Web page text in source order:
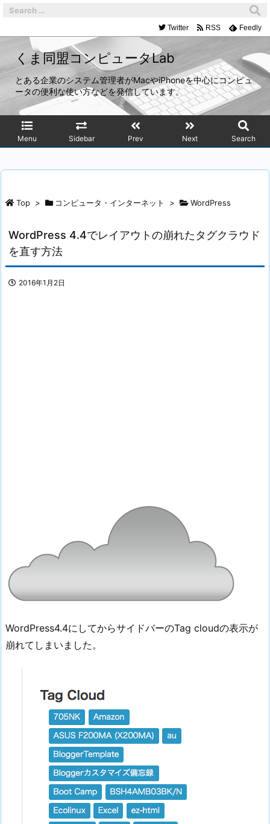
くま同盟コンピュータLab
とある企業のシステム管理者がMacやiPhoneを中心にコンピュ
ータの便利な使い方などを発信しています。
Menu Sidebar Prev Next Search
Twitter RSS Feedly
Top > コンピュータ・インターネット > WordPress
WordPress 4.4でレイアウトの崩れたタグクラウド
を直す方法
2016年1月2日
WordPress4.4にしてからサイドバーのTag cloudの表示が
崩れてしまいました。